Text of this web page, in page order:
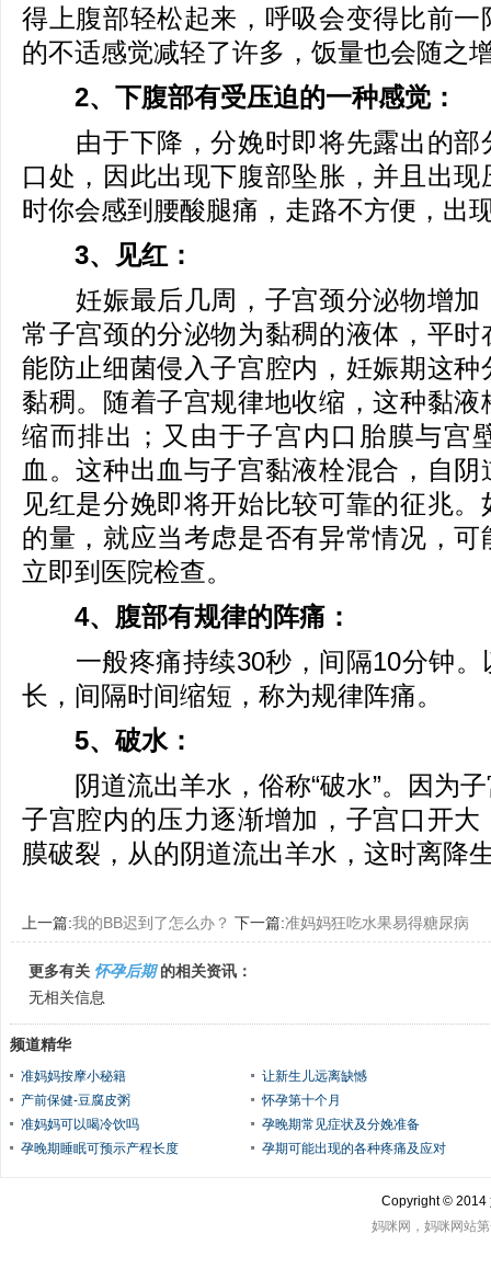
得上腹部轻松起来，呼吸会变得比前
的不适感觉减轻了许多，饭量也会随之
2、下腹部有受压迫的一种感觉：
由于下降，分娩时即将先露出的部
口处，因此出现下腹部坠胀，并且出
时你会感到腰酸腿痛，走路不方便，出
3、见红：
妊娠最后几周，子宫颈分泌物增加
常子宫颈的分泌物为黏稠的液体，平
能防止细菌侵入子宫腔内，妊娠期这
黏稠。随着子宫规律地收缩，这种黏
缩而排出；又由于子宫内口胎膜与宫
血。这种出血与子宫黏液栓混合，自
见红是分娩即将开始比较可靠的征兆
的量，就应当考虑是否有异常情况，
立即到医院检查。
4、腹部有规律的阵痛：
一般疼痛持续30秒，间隔10分钟。
长，间隔时间缩短，称为规律阵痛。
5、破水：
阴道流出羊水，俗称“破水”。因为子
子宫腔内的压力逐渐增加，子宫口开
膜破裂，从的阴道流出羊水，这时离降
上一篇:我的BB迟到了怎么办？ 下一篇:准妈妈狂吃水果易得糖尿病
更多有关 怀孕后期 的相关资讯：
无相关信息
频道精华
准妈妈按摩小秘籍
让新生儿远离缺憾
产前保健-豆腐皮粥
怀孕第十个月
准妈妈可以喝冷饮吗
孕晚期常见症状及分娩准备
孕晚期睡眠可预示产程长度
孕期可能出现的各种疼痛及应对
Copyright © 2014
妈咪网，妈咪网站